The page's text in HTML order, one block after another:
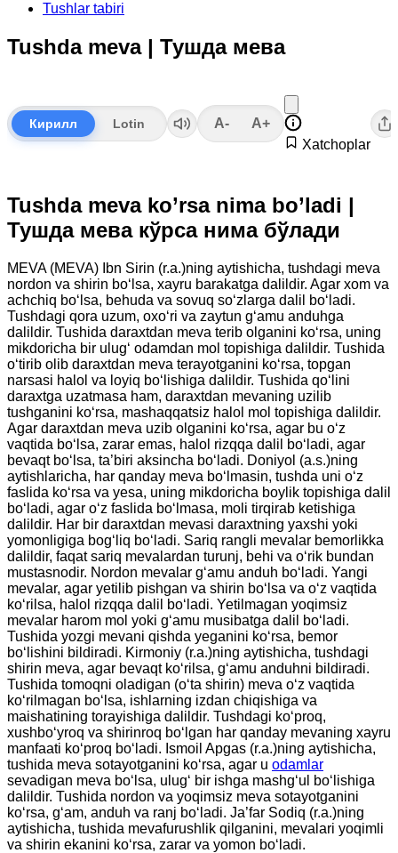
Tushlar tabiri
Tushda meva | Тушда мева
Кирилл Lotin A-
A+
Xatchoplar
Tushda meva ko’rsa nima bo’ladi |
Тушда мева кўрса нима бўлади
MEVA (MEVA) Ibn Sirin (r.a.)ning aytishicha, tushdagi meva
nordon va shirin bo‘lsa, xayru barakatga dalildir. Agar xom va
achchiq bo‘lsa, behuda va sovuq so‘zlarga dalil bo‘ladi.
Tushdagi qora uzum, oxo‘ri va zaytun g‘amu anduhga
dalildir. Tushida daraxtdan meva terib olganini ko‘rsa, uning
mikdoricha bir ulug‘ odamdan mol topishiga dalildir. Tushida
o‘tirib olib daraxtdan meva terayotganini ko‘rsa, topgan
narsasi halol va loyiq bo‘lishiga dalildir. Tushida qo‘lini
daraxtga uzatmasa ham, daraxtdan mevaning uzilib
tushganini ko‘rsa, mashaqqatsiz halol mol topishiga dalildir.
Agar daraxtdan meva uzib olganini ko‘rsa, agar bu o‘z
vaqtida bo‘lsa, zarar emas, halol rizqqa dalil bo‘ladi, agar
bevaqt bo‘lsa, ta’biri aksincha bo‘ladi. Doniyol (a.s.)ning
aytishlaricha, har qanday meva bo‘lmasin, tushda uni o‘z
faslida ko‘rsa va yesa, uning mikdoricha boylik topishiga dalil
bo‘ladi, agar o‘z faslida bo‘lmasa, moli tirqirab ketishiga
dalildir. Har bir daraxtdan mevasi daraxtning yaxshi yoki
yomonligiga bog‘liq bo‘ladi. Sariq rangli mevalar bemorlikka
dalildir, faqat sariq mevalardan turunj, behi va o‘rik bundan
mustasnodir. Nordon mevalar g‘amu anduh bo‘ladi. Yangi
mevalar, agar yetilib pishgan va shirin bo‘lsa va o‘z vaqtida
ko‘rilsa, halol rizqqa dalil bo‘ladi. Yetilmagan yoqimsiz
mevalar harom mol yoki g‘amu musibatga dalil bo‘ladi.
Tushida yozgi mevani qishda yeganini ko‘rsa, bemor
bo‘lishini bildiradi. Kirmoniy (r.a.)ning aytishicha, tushdagi
shirin meva, agar bevaqt ko‘rilsa, g‘amu anduhni bildiradi.
Tushida tomoqni oladigan (o‘ta shirin) meva o‘z vaqtida
ko‘rilmagan bo‘lsa, ishlarning izdan chiqishiga va
maishatining torayishiga dalildir. Tushdagi ko‘proq,
xushbo‘yroq va shirinroq bo‘lgan har qanday mevaning xayru
manfaati ko‘proq bo‘ladi. Ismoil Apgas (r.a.)ning aytishicha,
tushida meva sotayotganini ko‘rsa, agar u odamlar
sevadigan meva bo‘lsa, ulug‘ bir ishga mashg‘ul bo‘lishiga
dalildir. Tushida nordon va yoqimsiz meva sotayotganini
ko‘rsa, g‘am, anduh va ranj bo‘ladi. Ja’far Sodiq (r.a.)ning
aytishicha, tushida mevafurushlik qilganini, mevalari yoqimli
va shirin ekanini ko‘rsa, zarar va yomon bo‘ladi.